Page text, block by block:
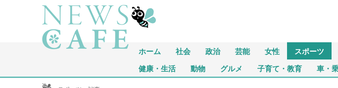
ホーム 社会 政治 芸能 女性 スポーツ
健康・生活 動物 グルメ 子育て・教育 車・